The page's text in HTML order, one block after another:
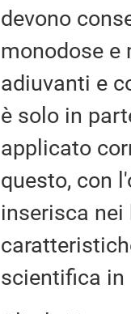
devono
monodose e
adiuvanti e
è solo in
applicato
questo, con
inserisca
scientifica in